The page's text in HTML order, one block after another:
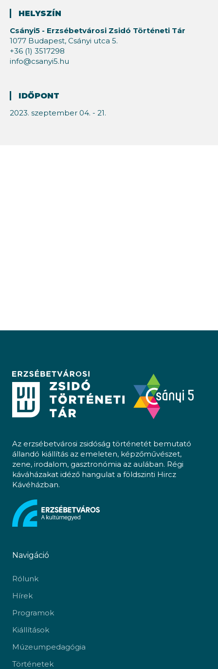
HELYSZÍN
Csányi5 - Erzsébetvárosi Zsidó Történeti Tár
1077 Budapest, Csányi utca 5.
+36 (1) 3517298
info@csanyi5.hu
IDŐPONT
2023. szeptember 04. - 21.
Az erzsébetvárosi zsidóság történetét bemutató
állandó kiállítás az emeleten, képzőművészet,
zene, irodalom, gasztronómia az aulában. Régi
káváházakat idéző hangulat a földszinti Hircz
Kávéházban.
Navigáció
Rólunk
Hírek
Programok
Kiállítások
Múzeumpedagógia
Történetek